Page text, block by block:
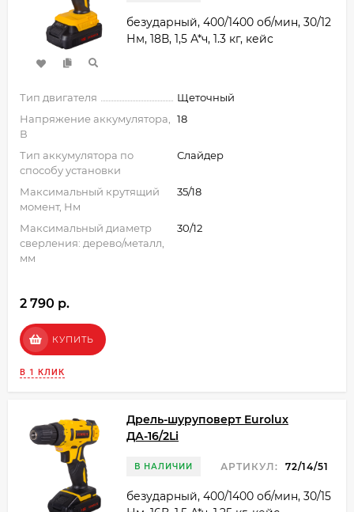
безударный, 400/1400 об/мин, 30/12
Нм, 18В, 1,5 А*ч, 1.3 кг, кейс
Тип двигателя
Щеточный
Напряжение аккумулятора,
В
18
Тип аккумулятора по
способу установки
Слайдер
Максимальный крутящий
момент, Нм
35/18
Максимальный диаметр
сверления: дерево/металл,
мм
30/12
2 790 p.
КУПИТЬ
В 1 КЛИК
Дрель-шуруповерт Eurolux
ДА-16/2Li
В НАЛИЧИИ АРТИКУЛ: 72/14/51
безударный, 400/1400 об/мин, 30/15